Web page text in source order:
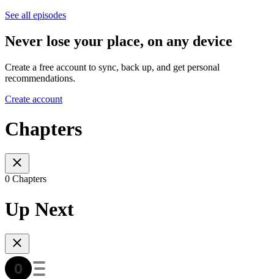
See all episodes
Never lose your place, on any device
Create a free account to sync, back up, and get personal
recommendations.
Create account
Chapters
0 Chapters
Up Next